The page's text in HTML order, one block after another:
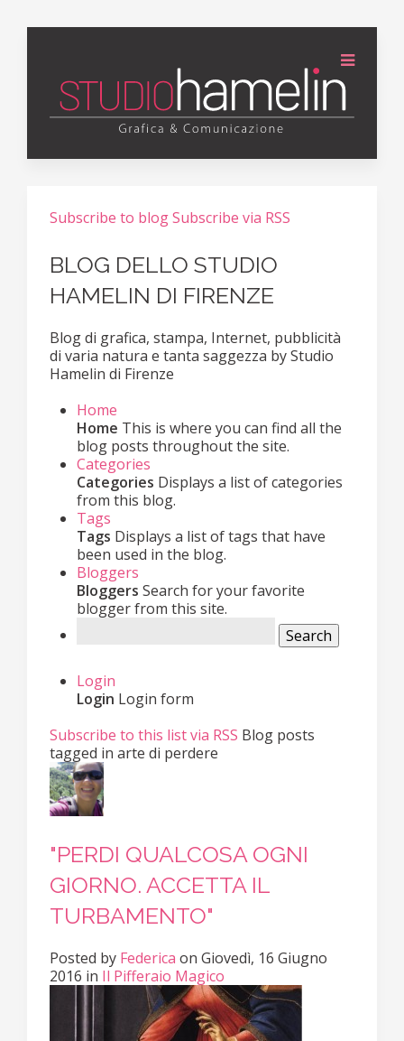
Subscribe to blogSubscribe via RSS
BLOG DELLO STUDIO
HAMELIN DI FIRENZE
Blog di grafica, stampa, Internet, pubblicità
di varia natura e tanta saggezza by Studio
Hamelin di Firenze
Home
Home This is where you can find all the
blog posts throughout the site.
Categories
Categories Displays a list of categories
from this blog.
Tags
Tags Displays a list of tags that have
been used in the blog.
Bloggers
Bloggers Search for your favorite
blogger from this site.
Search
Login
Login Login form
Subscribe to this list via RSS Blog posts
tagged in arte di perdere
"PERDI QUALCOSA OGNI
GIORNO. ACCETTA IL
TURBAMENTO"
Posted by Federica on Giovedì, 16 Giugno
2016 in Il Pifferaio Magico